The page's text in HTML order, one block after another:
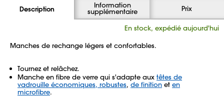
Description Information
supplémentaire Prix
En stock, expédié aujourd'hui
Manches de rechange légers et confortables.
Tournez et relâchez.
Manche en fibre de verre qui s'adapte aux têtes de
vadrouille économiques, robustes, de finition et en
microfibre.